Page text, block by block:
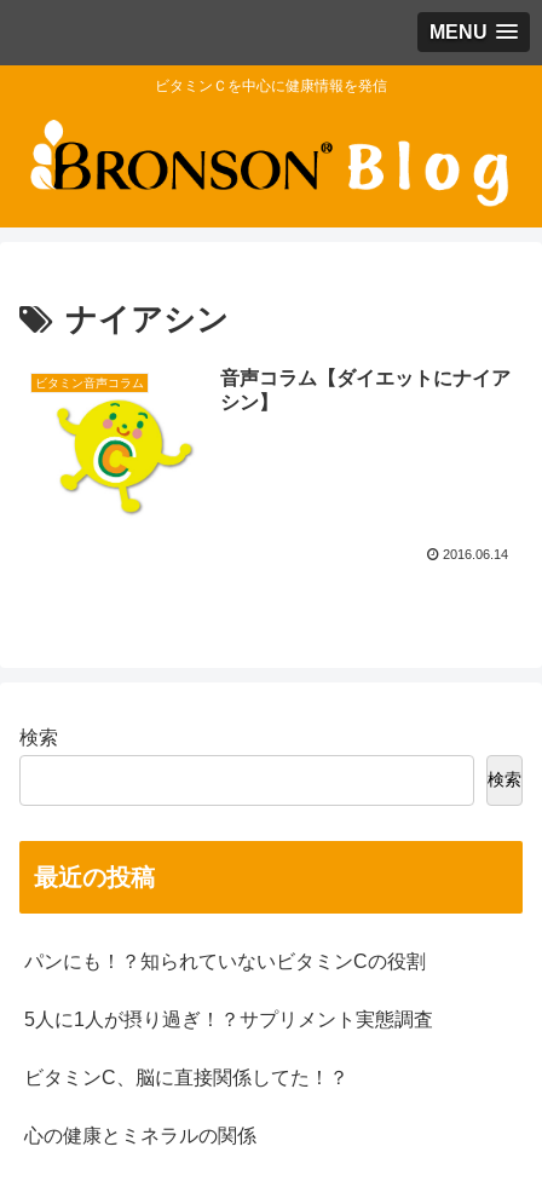
MENU
ビタミンＣを中心に健康情報を発信
ナイアシン
ビタミン音声コラム
音声コラム【ダイエットにナイア
シン】
2016.06.14
検索
検索
最近の投稿
パンにも！？知られていないビタミンCの役割
5人に1人が摂り過ぎ！？サプリメント実態調査
ビタミンC、脳に直接関係してた！？
心の健康とミネラルの関係